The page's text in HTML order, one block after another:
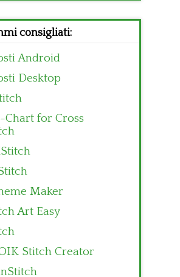
consigliati:
Android
Desktop
Chart for Cross
Maker
Art Easy
Stitch Creator